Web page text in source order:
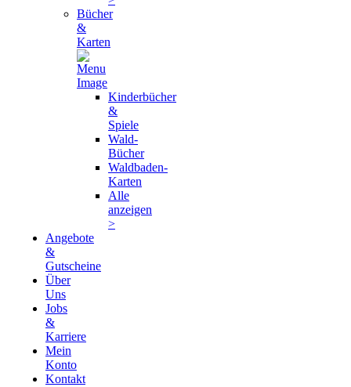
Bücher
&
Karten
Kinderbücher
&
Spiele
Wald-
Bücher
Waldbaden-
Karten
Alle
anzeigen
>
Angebote
&
Gutscheine
Über
Uns
Jobs
&
Karriere
Mein
Konto
Kontakt